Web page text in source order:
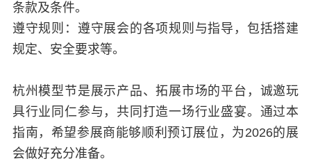
条款及条件。
遵守规则：遵守展会的各项规则与指导，包括搭建
规定、安全要求等。
杭州模型节是展示产品、拓展市场的平台，诚邀玩
具行业同仁参与，共同打造一场行业盛宴。通过本
指南，希望参展商能够顺利预订展位，为2026的展
会做好充分准备。